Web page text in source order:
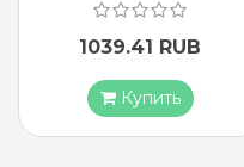
2765.92 RUB
Купить